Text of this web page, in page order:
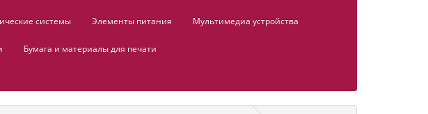
системы Элементы питания Мультимедиа устройства
Бумага и материалы для печати